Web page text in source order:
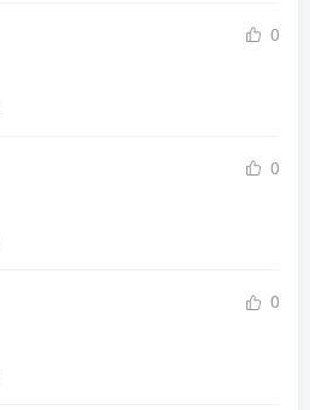
0
0
0